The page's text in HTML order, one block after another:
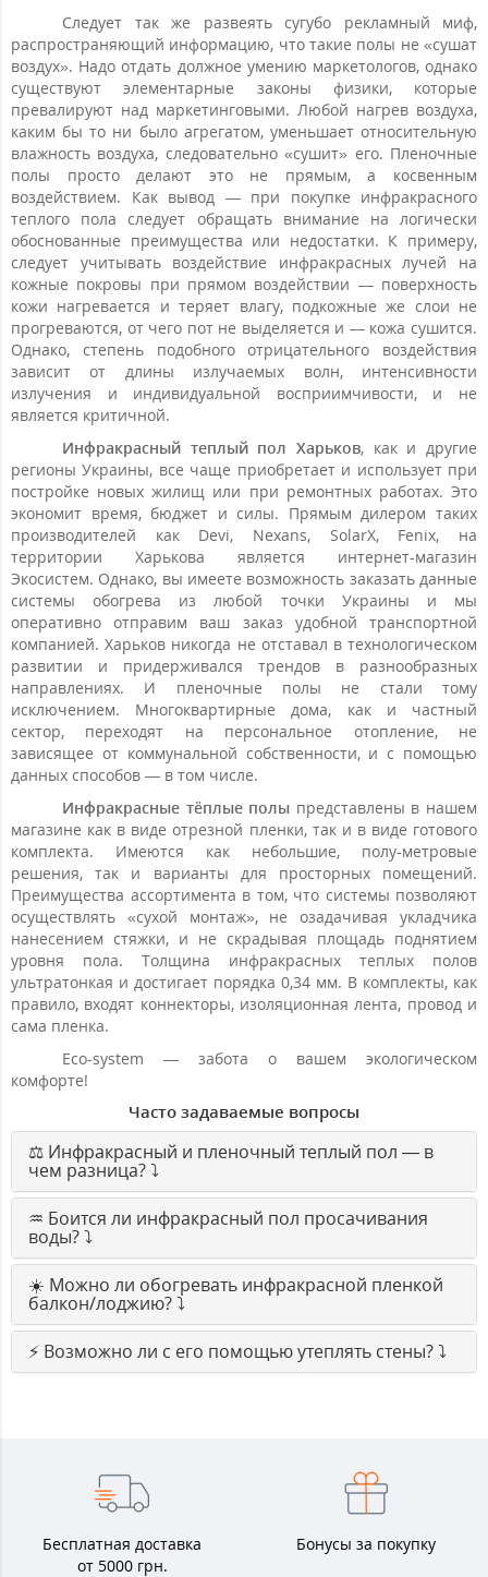
Следует так же развеять сугубо рекламный миф,
распространяющий информацию, что такие полы не «сушат
воздух». Надо отдать должное умению маркетологов, однако
существуют элементарные законы физики, которые
превалируют над маркетинговыми. Любой нагрев воздуха,
каким бы то ни было агрегатом, уменьшает относительную
влажность воздуха, следовательно «сушит» его. Пленочные
полы просто делают это не прямым, а косвенным
воздействием. Как вывод — при покупке инфракрасного
теплого пола следует обращать внимание на логически
обоснованные преимущества или недостатки. К примеру,
следует учитывать воздействие инфракрасных лучей на
кожные покровы при прямом воздействии — поверхность
кожи нагревается и теряет влагу, подкожные же слои не
прогреваются, от чего пот не выделяется и — кожа сушится.
Однако, степень подобного отрицательного воздействия
зависит от длины излучаемых волн, интенсивности
излучения и индивидуальной восприимчивости, и не
является критичной.
Инфракрасный теплый пол Харьков, как и другие
регионы Украины, все чаще приобретает и использует при
постройке новых жилищ или при ремонтных работах. Это
экономит время, бюджет и силы. Прямым дилером таких
производителей как Devi, Nexans, SolarX, Fenix, на
территории Харькова является интернет-магазин
Экосистем. Однако, вы имеете возможность заказать данные
системы обогрева из любой точки Украины и мы
оперативно отправим ваш заказ удобной транспортной
компанией. Харьков никогда не отставал в технологическом
развитии и придерживался трендов в разнообразных
направлениях. И пленочные полы не стали тому
исключением. Многоквартирные дома, как и частный
сектор, переходят на персональное отопление, не
зависящее от коммунальной собственности, и с помощью
данных способов — в том числе.
Инфракрасные тёплые полы представлены в нашем
магазине как в виде отрезной пленки, так и в виде готового
комплекта. Имеются как небольшие, полу-метровые
решения, так и варианты для просторных помещений.
Преимущества ассортимента в том, что системы позволяют
осуществлять «сухой монтаж», не озадачивая укладчика
нанесением стяжки, и не скрадывая площадь поднятием
уровня пола. Толщина инфракрасных теплых полов
ультратонкая и достигает порядка 0,34 мм. В комплекты, как
правило, входят коннекторы, изоляционная лента, провод и
сама пленка.
Eco-system — забота о вашем экологическом
комфорте!
Часто задаваемые вопросы
⚖️ Инфракрасный и пленочный теплый пол — в
чем разница? ⤵️
♒️ Боится ли инфракрасный пол просачивания
воды? ⤵️
☀️ Можно ли обогревать инфракрасной пленкой
балкон/лоджию? ⤵️
⚡ Возможно ли с его помощью утеплять стены? ⤵️
Бесплатная доставка
от 5000 грн.
Бонусы за покупку